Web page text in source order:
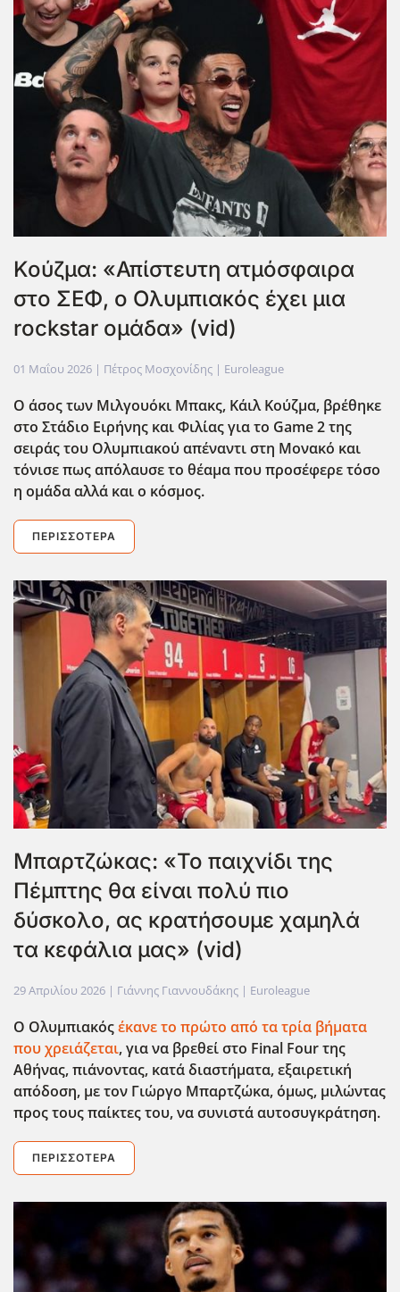
Κούζμα: «Απίστευτη ατμόσφαιρα
στο ΣΕΦ, ο Ολυμπιακός έχει μια
rockstar ομάδα» (vid)
01 Μαΐου 2026 | Πέτρος Μοσχονίδης | Euroleague
Ο άσος των Μιλγουόκι Μπακς, Κάιλ Κούζμα, βρέθηκε
στο Στάδιο Ειρήνης και Φιλίας για το Game 2 της
σειράς του Ολυμπιακο΄υ απέναντι στη Μονακό και
τόνισε πως απόλαυσε το θέαμα που προσέφερε τόσο
η ομάδα αλλά και ο κόσμος.
ΠΕΡΙΣΣΌΤΕΡΑ
Μπαρτζώκας: «Το παιχνίδι της
Πέμπτης θα είναι πολύ πιο
δύσκολο, ας κρατήσουμε χαμηλά
τα κεφάλια μας» (vid)
29 Απριλίου 2026 | Γιάννης Γιαννουδάκης | Euroleague
Ο Ολυμπιακόςέκανε το πρώτο από τα τρία βήματα
που χρειάζεται, για να βρεθεί στο Final Fourτης
Αθήνας, πιάνοντας, κατά διαστήματα, εξαιρετική
απόδοση, με τον Γιώργο Μπαρτζώκα, όμως, μιλώντας
προς τους παίκτες του, να συνιστά αυτοσυγκράτηση.
ΠΕΡΙΣΣΌΤΕΡΑ